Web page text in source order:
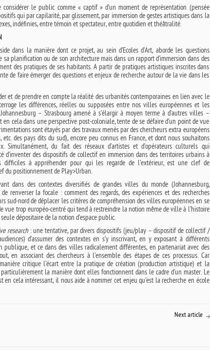
le public comme « captif » d’un moment de représentation (pensée
qui par capilarité, par glissement, par immersion de gestes artistiques dans la
indéfinies, entre témoin et spectateur, entre quotidien et théâtralité.
dans la manière dont ce projet, au sein d’Ecoles d’Art, aborde les questions
planification ou de son architecture mais dans un rapport d’immersion dans des
des pratiques de ses habitants. A partir de pratiques artistiques inscrites dans
de faire émerger des questions et enjeux de recherche autour de la vie dans les
et de prendre en compte la réalité des urbanités contemporaines en lien avec le
les différences, réelles ou supposées entre nos villes européennes et les
– Strasbourg amené à s’élargir à moyen terme à d’autres villes –
en cela dans une perspective post-coloniale, tente de se défaire d’un point de vue
sont étayés par des travaux menés par des chercheurs extra européens
etc. des pays dits du sud), encore peu connus en France, et dont nous souhaitons
Simultanément, du fait des réseaux d’artistes et d’opérateurs culturels qui
d’inventer des dispositifs de collectif en immersion dans des territoires urbains à
difficiles à appréhender pour qui les regarde de l’extérieur, est une clef de
du positionnement de Play>Urban.
dans des contextes diversifiés de grandes villes du monde (Johannesburg,
renverser la focale : comment des regards, des expériences et des recherches
sud-nord de déplacer les critères de compréhension des villes européennes en se
vue trop européo-centré qui tend à restreindre la notion même de ville à l’histoire
dépositaire de la notion d’espace public.
research: une tentative, par divers dispositifs (jeu/play – dispositif de collectif /
d’assumer des contextes en s’y inscrivant, en y exposant à différents
et ce dans des villes radicalement différentes, en partenariat avec des
en associant des chercheurs à l’ensemble des étapes de ces processus. Car
critique l’écart entre la pratique de création (production artistique) et la
la manière dont elles fonctionnent dans le cadre d’un master. Le
en cela intéressant, il nous aide à nommer cet enjeu qu’est la recherche en école
Next article